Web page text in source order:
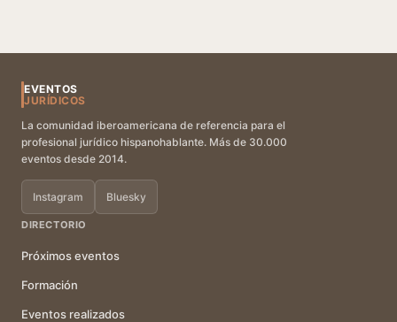
EVENTOS
JURÍDICOS
La comunidad iberoamericana de referencia para el
profesional jurídico hispanohablante. Más de 30.000
eventos desde 2014.
Instagram Bluesky
DIRECTORIO
Próximos eventos
Formación
Eventos realizados